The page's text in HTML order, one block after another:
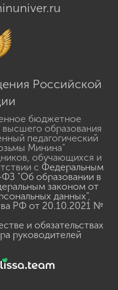
Российской
бюджетное
образования
педагогический
Минина"
обучающихся и
с Федеральным
"Об образовании в
законом от
данных",
РФ от 20.10.2021 №
и обязательствах
руководителей